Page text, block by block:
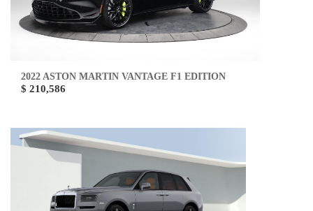
2022 ASTON MARTIN VANTAGE F1 EDITION
$ 210,586